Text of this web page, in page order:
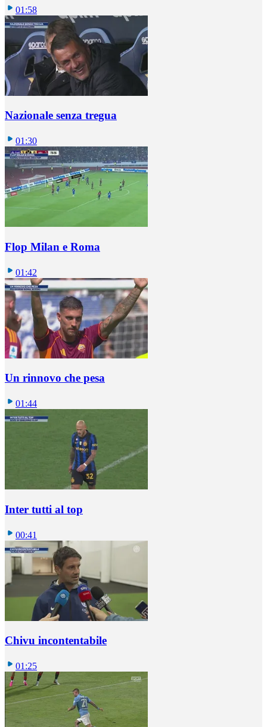
01:58
Nazionale senza tregua
01:30
Flop Milan e Roma
01:42
Un rinnovo che pesa
01:44
Inter tutti al top
00:41
Chivu incontentabile
01:25